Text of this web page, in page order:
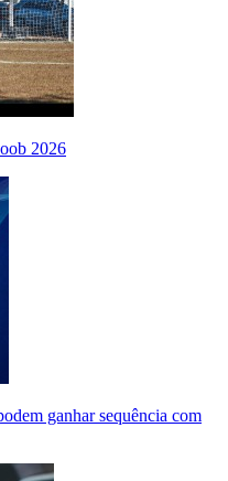
2026
ganhar sequência com